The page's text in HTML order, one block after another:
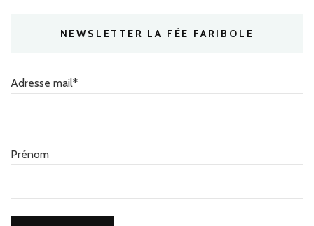
NEWSLETTER LA FÉE FARIBOLE
Adresse mail*
Prénom